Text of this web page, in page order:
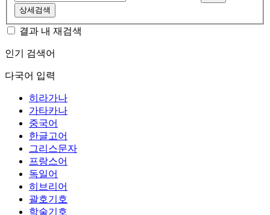
상세검색
결과 내 재검색
인기 검색어
다국어 입력
히라가나
가타카나
중국어
한글고어
그리스문자
프랑스어
독일어
히브리어
괄호기호
학술기호